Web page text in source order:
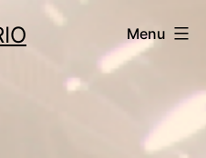
Menu